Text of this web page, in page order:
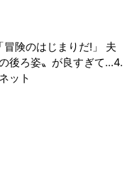
冒険のはじまりだ!」 夫
後ろ姿〟が良すぎて...4.
ット